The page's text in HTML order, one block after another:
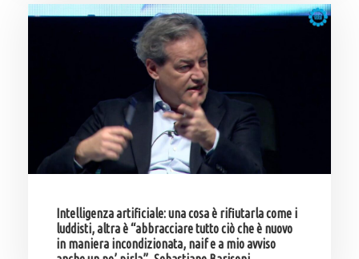
Intelligenza artificiale: una cosa è rifiutarla come i
luddisti, altra è “abbracciare tutto ciò che è nuovo
in maniera incondizionata, naif e a mio avviso